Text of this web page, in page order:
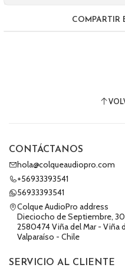
COMPARTIR
CONTÁCTANOS
hola@colqueaudiopro.com
+56933393541
56933393541
Colque AudioPro address
Dieciocho de Septiembre,
2580474 Viña del Mar - Viña
Valparaíso - Chile
SERVICIO AL CLIENTE